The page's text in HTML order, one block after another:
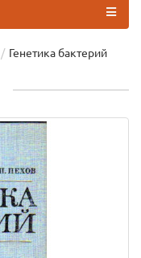
Генетика бактерий